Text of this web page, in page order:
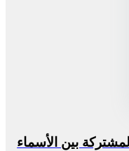
بين الأسماء